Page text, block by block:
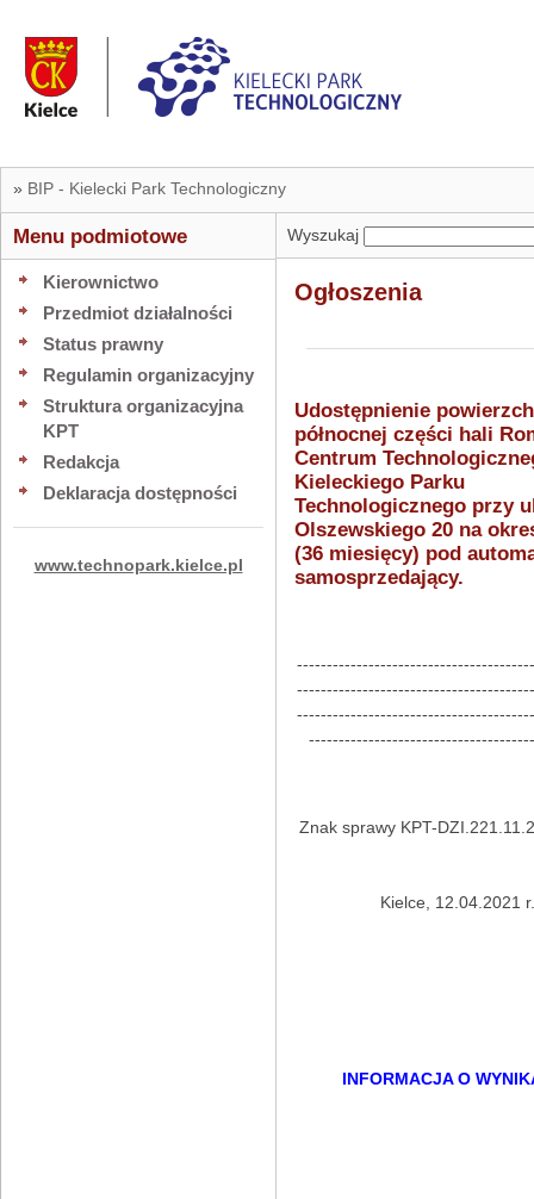
» BIP - Kielecki Park Technologiczny
Menu podmiotowe
Kierownictwo
Przedmiot działalności
Status prawny
Regulamin organizacyjny
Struktura organizacyjna
KPT
Redakcja
Deklaracja dostępności
www.technopark.kielce.pl
Wyszukaj
Ogłoszenia
Udostępnienie
północnej części hali
Centrum
Kieleckiego Parku
Technologicznego przy
Olszewskiego 20 na
(36 miesięcy) pod
samosprzedający.
Znak sprawy KPT-
Kielce, 12.04.2021 r.
INFORMACJA O